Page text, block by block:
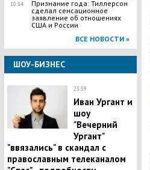
10:34
Признание года: Тиллерсон
сделал сенсационное
заявление об отношениях
США и России
ВСЕ НОВОСТИ »
ШОУ-БИЗНЕС
23:59
Иван Ургант и
шоу
"Вечерний
Ургант"
"ввязались" в скандал с
православным телеканалом